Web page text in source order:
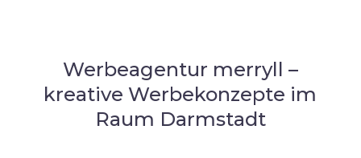
Werbeagentur merryll –
kreative Werbekonzepte im
Raum Darmstadt